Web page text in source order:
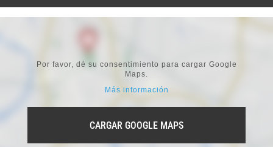
Por favor, dé su consentimiento para cargar Google
Maps.
Más información
CARGAR GOOGLE MAPS